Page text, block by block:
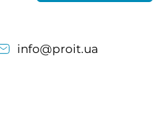
info@proit.ua